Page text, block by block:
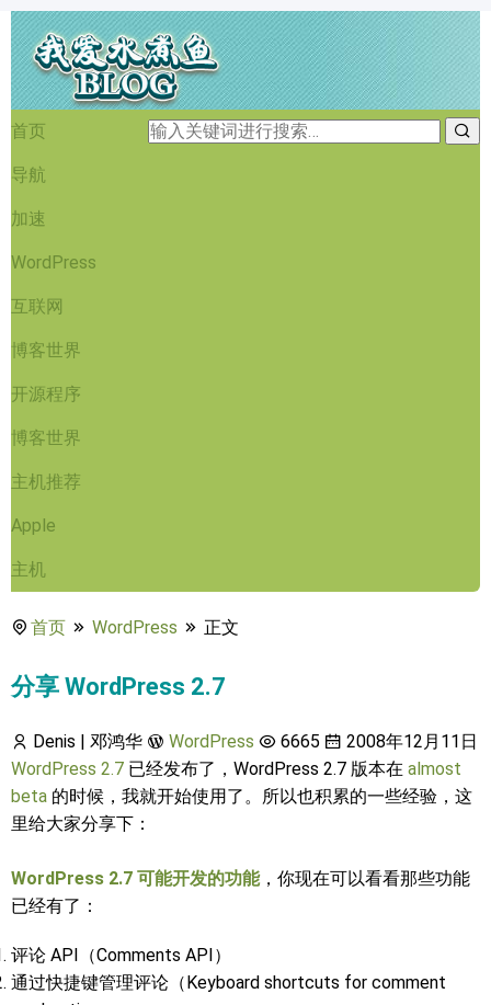
首页
导航
加速
WordPress
互联网
博客世界
开源程序
博客世界
主机推荐
Apple
主机
首页 WordPress 正文
分享 WordPress 2.7
Denis | 邓鸿华 WordPress 6665
2008年12月11日
WordPress 2.7 已经发布了，WordPress 2.7 版本在 almost
beta 的时候，我就开始使用了。所以也积累的一些经验，这
里给大家分享下：
WordPress 2.7 可能开发的功能，你现在可以看看那些功能
已经有了：
评论 API（Comments API）
通过快捷键管理评论（Keyboard shortcuts for comment